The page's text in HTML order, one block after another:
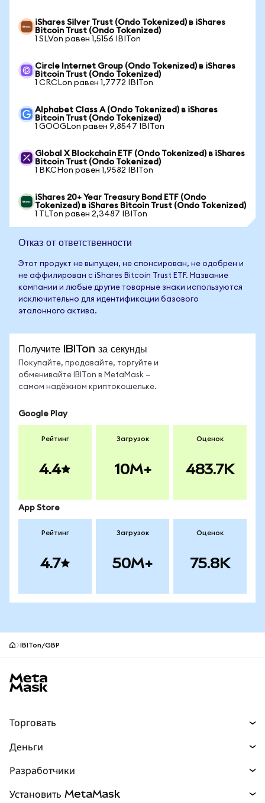
iShares Silver Trust (Ondo Tokenized) в iShares
Bitcoin Trust (Ondo Tokenized)
1 SLVon равен 1,5156 IBITon
Circle Internet Group (Ondo Tokenized) в iShares
Bitcoin Trust (Ondo Tokenized)
1 CRCLon равен 1,7772 IBITon
Alphabet Class A (Ondo Tokenized) в iShares
Bitcoin Trust (Ondo Tokenized)
1 GOOGLon равен 9,8547 IBITon
Global X Blockchain ETF (Ondo Tokenized) в iShares
Bitcoin Trust (Ondo Tokenized)
1 BKCHon равен 1,9582 IBITon
iShares 20+ Year Treasury Bond ETF (Ondo
Tokenized) в iShares Bitcoin Trust (Ondo Tokenized)
1 TLTon равен 2,3487 IBITon
Отказ от ответственности
Этот продукт не выпущен, не спонсирован, не одобрен и
не аффилирован с iShares Bitcoin Trust ETF. Название
компании и любые другие товарные знаки используются
исключительно для идентификации базового
эталонного актива.
Получите IBITon за секунды
Покупайте, продавайте, торгуйте и
обменивайте IBITon в MetaMask —
самом надёжном криптокошельке.
Google Play
Рейтинг
4.4
Загрузок
10M+
Оценок
483.7K
App Store
Рейтинг
4.7
Загрузок
50M+
Оценок
75.8K
IBITon/GBP
Торговать
Прогнозы
Перпы НОВИНКА
Деньги
Разработчики
Установить MetaMask